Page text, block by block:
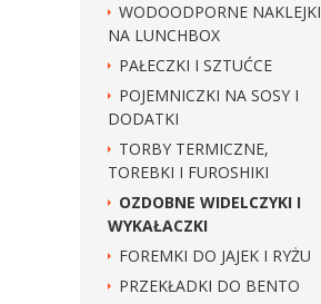
WODOODPORNE NAKLEJKI
NA LUNCHBOX
PAŁECZKI I SZTUĆCE
POJEMNICZKI NA SOSY I
DODATKI
TORBY TERMICZNE,
TOREBKI I FUROSHIKI
OZDOBNE WIDELCZYKI I
WYKAŁACZKI
FOREMKI DO JAJEK I RYŻU
PRZEKŁADKI DO BENTO